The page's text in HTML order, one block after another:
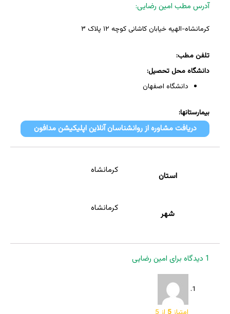
آدرس مطب امین رضایی:
کرمانشاه-الهیه خیابان کاشانی کوچه ۱۲ پلاک ۳
تلفن مطب:
دانشگاه محل تحصیل:
دانشگاه اصفهان
بیمارستانها:
دریافت مشاوره از روانشناسان آنلاین اپلیکیشن مدافون
استان
کرمانشاه
شهر
کرمانشاه
1 دیدگاه برای امین رضایی